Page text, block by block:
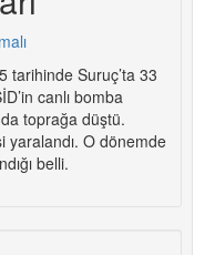
tarihinde Suruç’ta 33
canlı bomba
toprağa düştü.
yaralandı. O dönemde
belli.